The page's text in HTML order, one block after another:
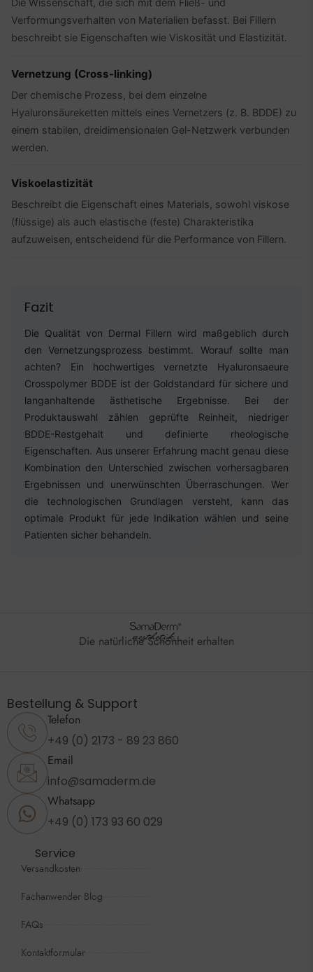
Die Wissenschaft, die sich mit dem Fließ- und
Verformungsverhalten von Materialien befasst. Bei Fillern
beschreibt sie Eigenschaften wie Viskosität und Elastizität.
Vernetzung (Cross-linking)
Der chemische Prozess, bei dem einzelne
Hyaluronsäureketten mittels eines Vernetzers (z. B. BDDE) zu
einem stabilen, dreidimensionalen Gel-Netzwerk verbunden
werden.
Viskoelastizität
Beschreibt die Eigenschaft eines Materials, sowohl viskose
(flüssige) als auch elastische (feste) Charakteristika
aufzuweisen, entscheidend für die Performance von Fillern.
Fazit
Die Qualität von Dermal Fillern wird maßgeblich durch
den Vernetzungsprozess bestimmt. Worauf sollte man
achten? Ein hochwertiges vernetzte Hyaluronsaeure
Crosspolymer BDDE ist der Goldstandard für sichere und
langanhaltende ästhetische Ergebnisse. Bei der
Produktauswahl zählen geprüfte Reinheit, niedriger
BDDE-Restgehalt und definierte rheologische
Eigenschaften. Aus unserer Erfahrung macht genau diese
Kombination den Unterschied zwischen vorhersagbaren
Ergebnissen und unerwünschten Überraschungen. Wer
die technologischen Grundlagen versteht, kann das
optimale Produkt für jede Indikation wählen und seine
Patienten sicher behandeln.
Die natürliche Schönheit erhalten
Bestellung & Support
Telefon
+49 (0) 2173 - 89 23 860
Email
info@samaderm.de
Whatsapp
+49 (0) 173 93 60 029
Service
Versandkosten
Fachanwender Blog
FAQs
Kontaktformular